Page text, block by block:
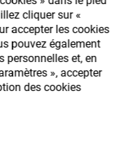
cliquer sur «
accepter les cookies
pouvez également
personnelles et, en
», accepter
des cookies
Login